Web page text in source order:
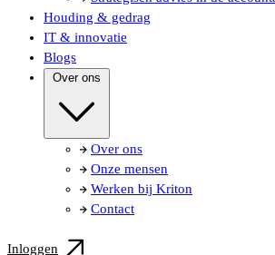
Houding & gedrag
IT & innovatie
Blogs
Over ons
Over ons
Onze mensen
Werken bij Kriton
Contact
Inloggen